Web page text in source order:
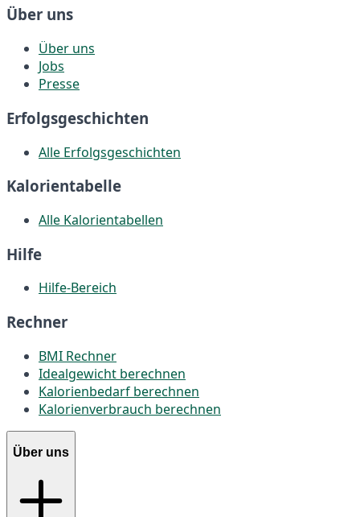
Über uns
Über uns
Jobs
Presse
Erfolgsgeschichten
Alle Erfolgsgeschichten
Kalorientabelle
Alle Kalorientabellen
Hilfe
Hilfe-Bereich
Rechner
BMI Rechner
Idealgewicht berechnen
Kalorienbedarf berechnen
Kalorienverbrauch berechnen
Über uns